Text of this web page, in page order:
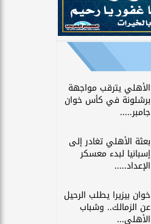
الأهلي يترقب مواجهة
برشلونة في كأس خوان
جامبر.....
بعثة الأهلي تغادر إلى
إسبانيا لبدء معسكر
الإعداد.....
خوان بيزيرا يطلب الرحيل
عن الزمالك.. وشباب
الأهلي...